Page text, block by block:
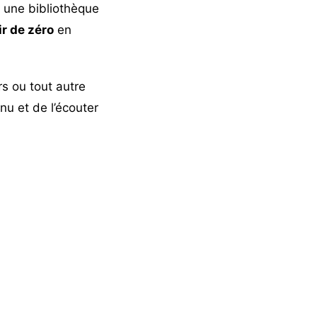
bibliothèque
de zéroen
ou tout autre
et de l’écouter